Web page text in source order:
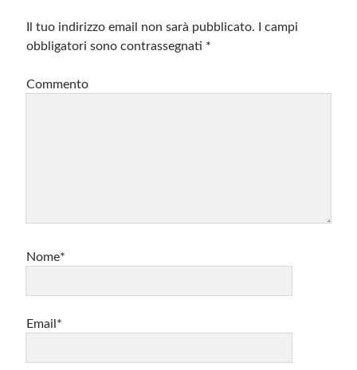
Il tuo indirizzo email non sarà pubblicato.
I campi
obbligatori sono contrassegnati *
Commento
Nome*
Email*